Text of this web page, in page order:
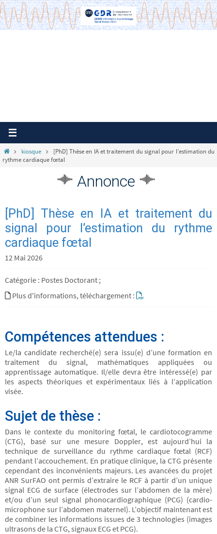
Passer
vers
le
Homekiosque
[PhD] Thèse en IA et traitement du signal pour l’estimation du
rythme cardiaque fœtal
Annonce
[PhD] Thèse en IA et traitement du
signal pour l’estimation du rythme
cardiaque fœtal
12 Mai 2026
Catégorie : Postes Doctorant ;
Plus d'informations, téléchargement :
Compétences attendues :
Le/la candidate recherché(e) sera issu(e) d’une formation en
traitement du signal, mathématiques appliquées ou
apprentissage automatique. Il/elle devra être intéressé(e) par
les aspects théoriques et expérimentaux liés à l’application
visée.
Sujet de thèse :
Dans le contexte du monitoring fœtal, le cardiotocogramme
(CTG), basé sur une mesure Doppler, est aujourd’hui la
technique de surveillance du rythme cardiaque fœtal (RCF)
pendant l’accouchement. En pratique clinique, la CTG présente
cependant des inconvénients majeurs. Les avancées du projet
ANR SurFAO ont permis d’extraire le RCF à partir d’un unique
signal ECG de surface (électrodes sur l’abdomen de la mère)
et/ou d’un seul signal phonocardiographique (PCG) (cardio-
microphone sur l’abdomen maternel). L’objectif maintenant est
de combiner les informations issues de 3 technologies (images
ultrasons de la CTG, signaux ECG et PCG).